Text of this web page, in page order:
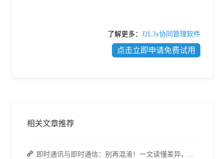
了解更多： J2L3x协同管理软件
点击立即申请免费试用
相关文章推荐
即时通讯与即时通信：别再混淆！一文读懂差异，接而连适配企业协作需求